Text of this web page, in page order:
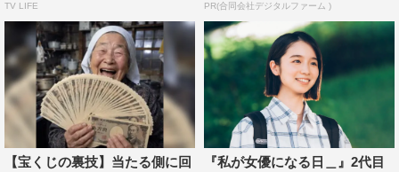
ができることはうれしかったし、サッカーやっている人は
普段どういう服装をしているのかみたいな話をスタッフの
皆さんとしながら演じることができて。今まで自分のやっ
て来たことが生きている感じが楽しいです。
藤原：性格的な話をすると、あまり一ノ瀬と近しいところ
はなくて。ただ、ラップは好きだったし、R－指定さんや
TV LIFE PR(合同会社デジタルファーム )
【宝くじの裏技】当たる側に回
『私が女優になる日＿』2代目